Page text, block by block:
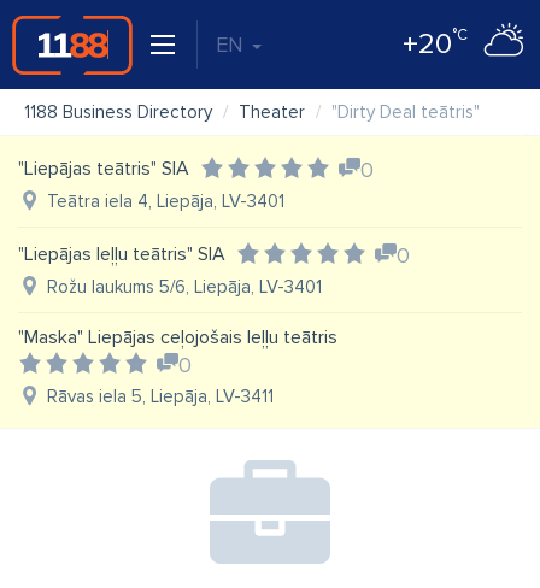
EN +20°C
1188 Business Directory Theater "Dirty Deal teātris"
"Liepājas teātris" SIA 0
Teātra iela 4, Liepāja, LV-3401
"Liepājas leļļu teātris" SIA 0
Rožu laukums 5/6, Liepāja, LV-3401
"Maska" Liepājas ceļojošais leļļu teātris
0
Rāvas iela 5, Liepāja, LV-3411